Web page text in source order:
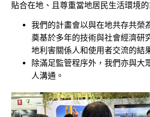
貼合在地、且尊重當地居民生活環境的
我們的計畫會以與在地共存共榮
奠基於多年的技術與社會經濟研
地利害關係人和使用者交流的結
除滿足監管程序外，我們亦與大
人溝通。